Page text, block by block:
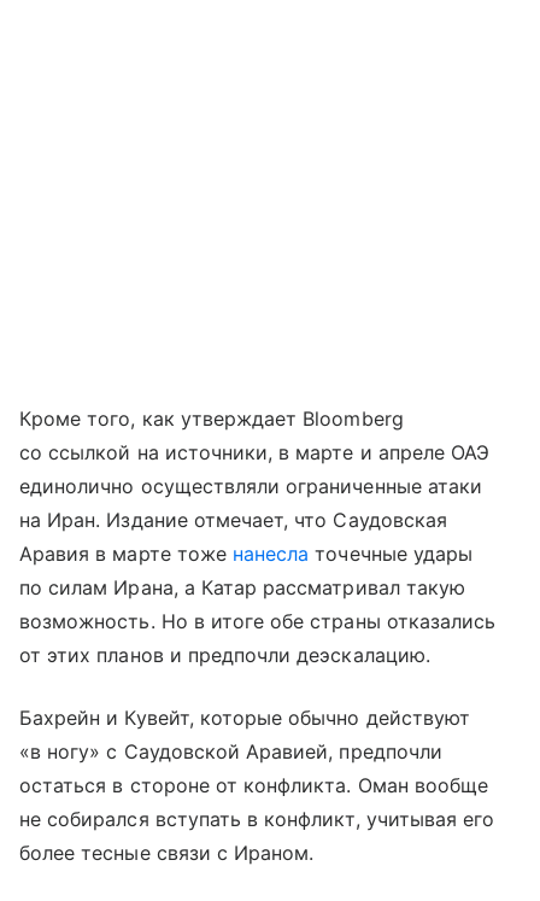
Кроме того, как утверждает Bloomberg
со ссылкой на источники, в марте и апреле ОАЭ
единолично осуществляли ограниченные атаки
на Иран. Издание отмечает, что Саудовская
Аравия в марте тоже нанесла точечные удары
по силам Ирана, а Катар рассматривал такую
возможность. Но в итоге обе страны отказались
от этих планов и предпочли деэскалацию.
Бахрейн и Кувейт, которые обычно действуют
«в ногу» с Саудовской Аравией, предпочли
остаться в стороне от конфликта. Оман вообще
не собирался вступать в конфликт, учитывая его
более тесные связи с Ираном.